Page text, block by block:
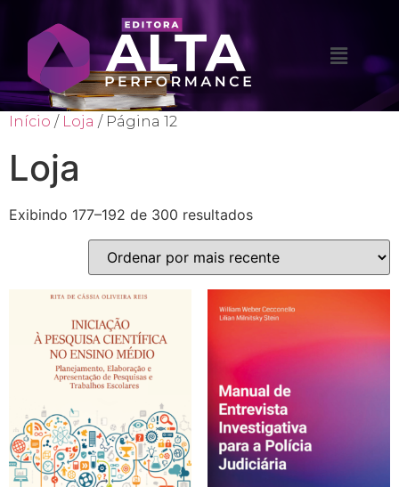
Início / Loja / Página 12
Loja
Exibindo 177–192 de 300 resultados